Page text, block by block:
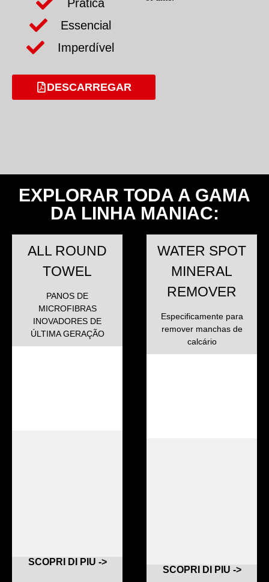
Prática
Essencial
Imperdível
DESCARREGAR
EXPLORAR TODA A GAMA
DA LINHA MANIAC:
ALL ROUND
TOWEL
PANOS DE
MICROFIBRAS
INOVADORES DE
ÚLTIMA GERAÇÃO
SCOPRI DI PIU ->
WATER SPOT
MINERAL
REMOVER
Especificamente para
remover manchas de
calcário
SCOPRI DI PIU ->